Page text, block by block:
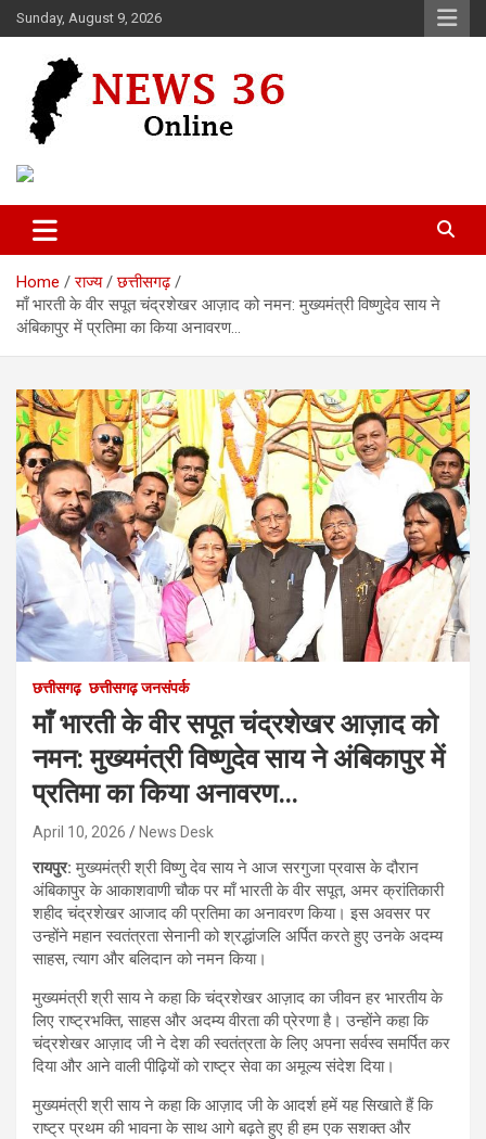
Skip
to
Sunday, August 9, 2026
News 36
Home राज्य
छत्तीसगढ़
माँ भारती के वीर सपूत चंद्रशेखर आज़ाद को नमन: मुख्यमंत्री विष्णुदेव साय ने
अंबिकापुर में प्रतिमा का किया अनावरण…
छत्तीसगढ़ छत्तीसगढ़ जनसंपर्क
माँ भारती के वीर सपूत चंद्रशेखर आज़ाद को
नमन: मुख्यमंत्री विष्णुदेव साय ने अंबिकापुर में
प्रतिमा का किया अनावरण…
April 10, 2026 News Desk
रायपुर:मुख्यमंत्री श्री विष्णु देव साय ने आज सरगुजा प्रवास के दौरान
अंबिकापुर के आकाशवाणी चौक पर माँ भारती के वीर सपूत, अमर क्रांतिकारी
शहीद चंद्रशेखर आजाद की प्रतिमा का अनावरण किया। इस अवसर पर
उन्होंने महान स्वतंत्रता सेनानी को श्रद्धांजलि अर्पित करते हुए उनके अदम्य
साहस, त्याग और बलिदान को नमन किया।
मुख्यमंत्री श्री साय ने कहा कि चंद्रशेखर आज़ाद का जीवन हर भारतीय के
लिए राष्ट्रभक्ति, साहस और अदम्य वीरता की प्रेरणा है। उन्होंने कहा कि
चंद्रशेखर आज़ाद जी ने देश की स्वतंत्रता के लिए अपना सर्वस्व समर्पित कर
दिया और आने वाली पीढ़ियों को राष्ट्र सेवा का अमूल्य संदेश दिया।
मुख्यमंत्री श्री साय ने कहा कि आज़ाद जी के आदर्श हमें यह सिखाते हैं कि
राष्ट्र प्रथम की भावना के साथ आगे बढ़ते हुए ही हम एक सशक्त और